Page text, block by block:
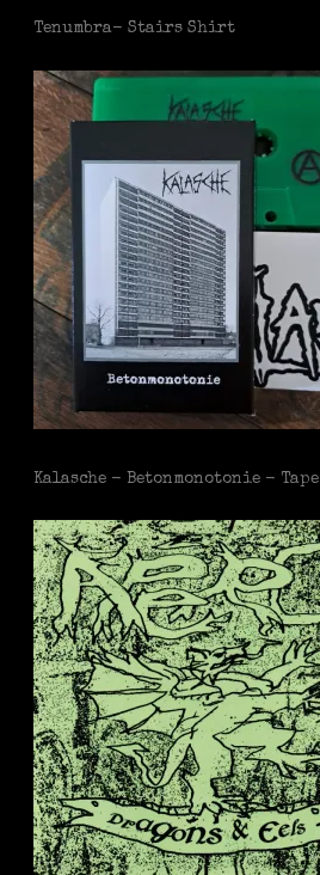
Tenumbra- Stairs Shirt
Kalasche - Betonmonotonie - Tape